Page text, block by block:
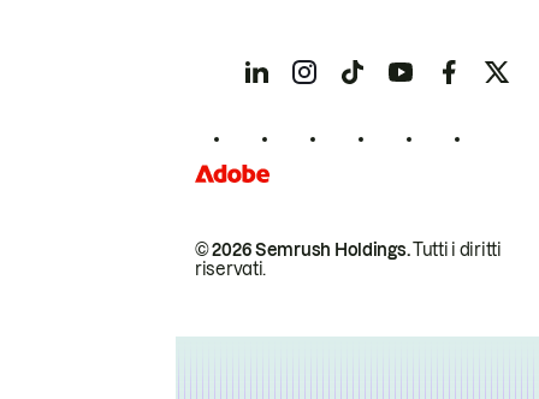
© 2026 Semrush Holdings.Tutti i diritti
riservati.